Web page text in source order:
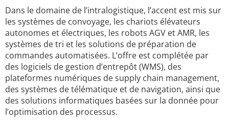
Dans le domaine de l’intralogistique, l’accent est mis sur
les systèmes de convoyage, les chariots élévateurs
autonomes et électriques, les robots AGV et AMR, les
systèmes de tri et les solutions de préparation de
commandes automatisées. L’offre est complétée par
des logiciels de gestion d’entrepôt (WMS), des
plateformes numériques de supply chain management,
des systèmes de télématique et de navigation, ainsi que
des solutions informatiques basées sur la donnée pour
l’optimisation des processus.